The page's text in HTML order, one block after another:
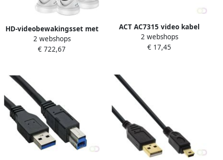
HD-videobewakingsset met
2 witte IP-camera's 4-
kanaals PoE
3TB harde schijf
2 webshops
€ 722,67
ACT AC7315 video kabel
adapter 2 m USB Type-C
HDMI Type A (Standaard)
2 webshops
€ 17,45